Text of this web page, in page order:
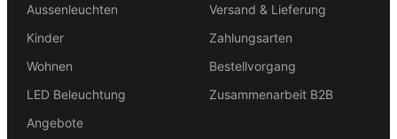
Aussenleuchten
Kinder
Wohnen
LED Beleuchtung
Angebote
Versand & Lieferung
Zahlungsarten
Bestellvorgang
Zusammenarbeit B2B